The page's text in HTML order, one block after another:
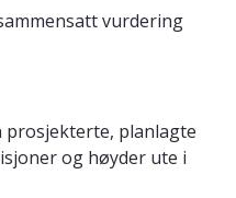
vurdering
prosjekterte, planlagte
og høyder ute i